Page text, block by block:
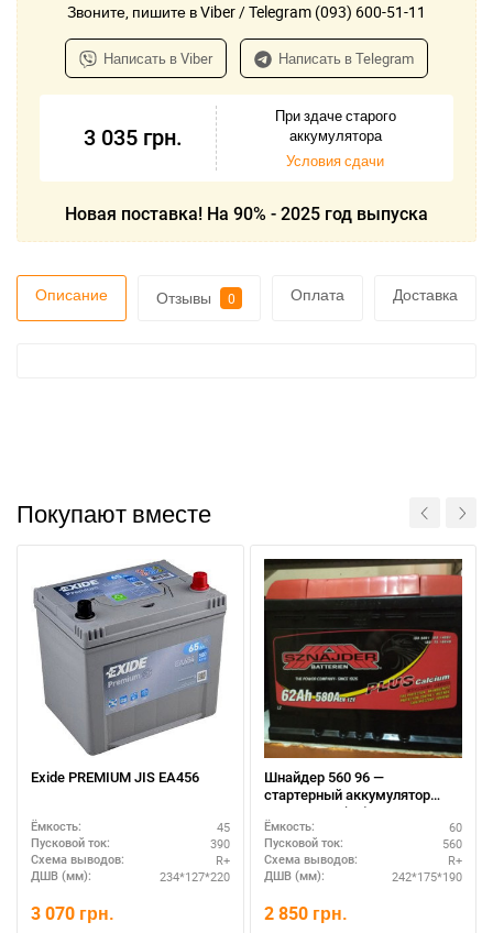
Звоните, пишите в Viber / Telegram (093) 600-51-11
Написать в Viber Написать в Telegram
3 035 грн.
При здаче старого
аккумулятора
Условия сдачи
Новая поставка! На 90% - 2025 год выпуска
Описание Отзывы 0 Оплата Доставка
Покупают вместе
Exide PREMIUM JIS EA456
Ёмкость: 45
Пусковой ток: 390
Схема выводов: R+
ДШВ (мм): 234*127*220
3 070 грн.
Шнайдер 560 96 —
стартерный аккумулятор
60А/ч 560А (R+), премиум
класс
Ёмкость: 60
Пусковой ток: 560
Схема выводов: R+
ДШВ (мм): 242*175*190
2 850 грн.
Написать в Viber Написать в Telegram